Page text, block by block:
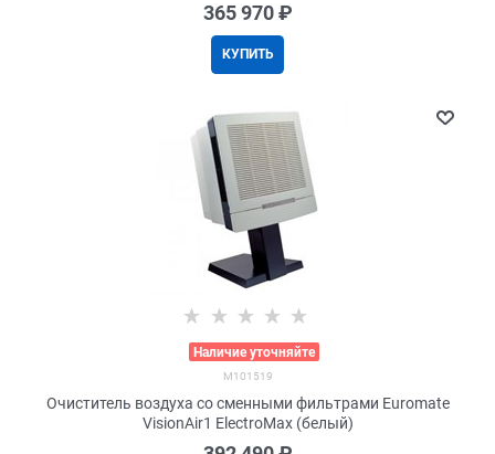
365 970 ₽
КУПИТЬ
Наличие уточняйте
M101519
Очиститель воздуха со сменными фильтрами Euromate
VisionAir1 ElectroMax (белый)